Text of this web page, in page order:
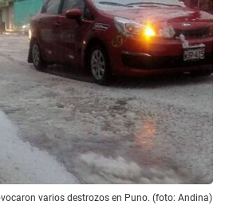
varios destrozos en Puno. (foto: Andina)